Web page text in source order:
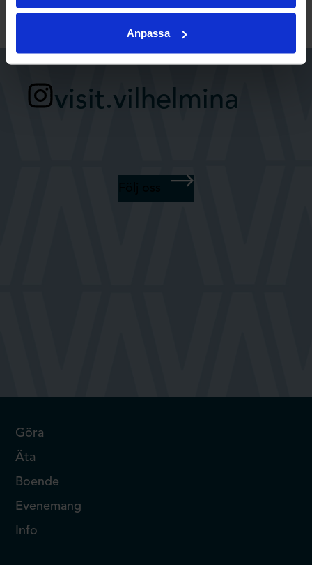
Anpassa
visit.vilhelmina
Göra
Äta
Boende
Evenemang
Info